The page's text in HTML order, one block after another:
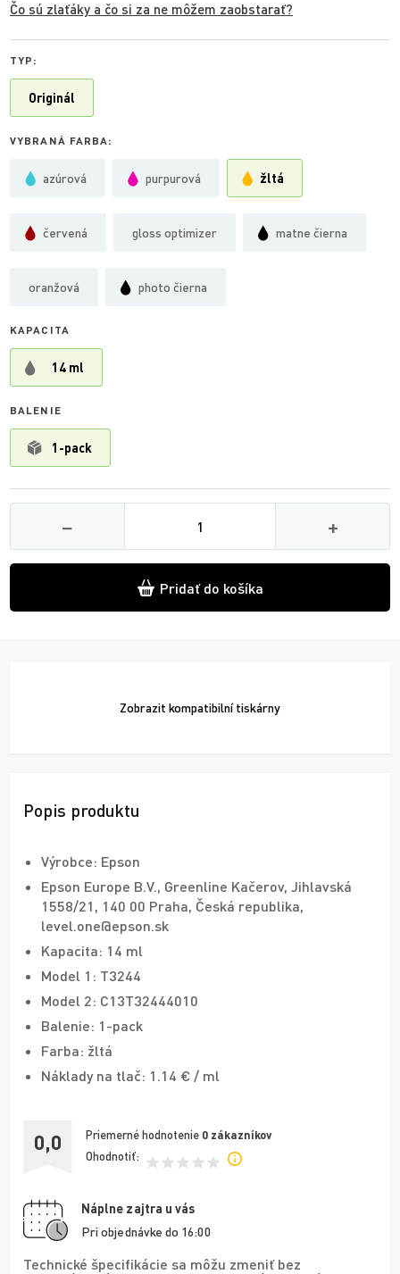
Čo sú zlaťáky a čo si za ne môžem zaobstarať?
TYP:
Originál
VYBRANÁ FARBA:
azúrová purpurová žltá
červená gloss optimizer matne čierna
oranžová photo čierna
KAPACITA
14 ml
BALENIE
1-pack
−
Množství
+
Pridať do košíka
Zobrazit kompatibilní tiskárny
Popis produktu
Výrobce: Epson
Epson Europe B.V., Greenline Kačerov, Jihlavská
1558/21, 140 00 Praha, Česká republika,
level.one@epson.sk
Kapacita: 14 ml
Model 1: T3244
Model 2: C13T32444010
Balenie: 1-pack
Farba: žltá
Náklady na tlač: 1.14 € / ml
0,0 Priemerné hodnotenie 0 zákazníkov
Ohodnotiť:
Náplne zajtra u vás
Pri objednávke do 16:00
Technické špecifikácie sa môžu zmeniť bez